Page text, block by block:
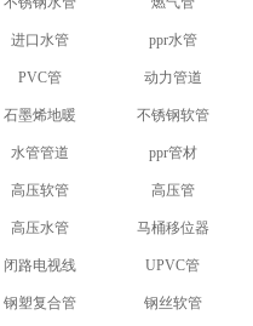
进口水管 ppr水管
PVC管 动力管道
石墨烯地暖 不锈钢软管
水管管道 ppr管材
高压软管 高压管
高压水管 马桶移位器
闭路电视线 UPVC管
钢塑复合管 钢丝软管